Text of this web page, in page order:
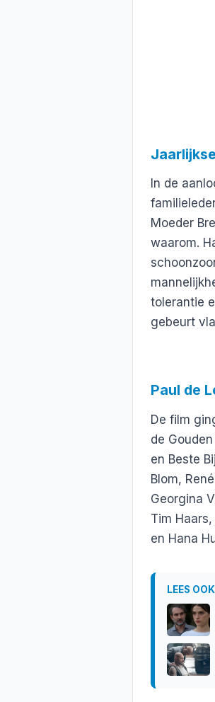
In de
Moeder
waarom.
tolerantie
gebeurt
Paul de
De film
de
en Beste
Blom,
Georgina
Tim
en Hana
LEES OOK